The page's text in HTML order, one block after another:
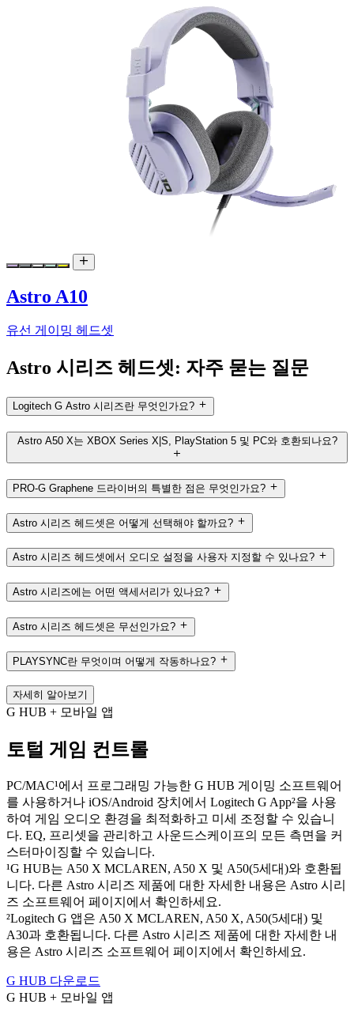
Astro A10
유선 게이밍 헤드셋
Astro 시리즈 헤드셋: 자주 묻는 질문
Logitech G Astro 시리즈란 무엇인가요?
Astro A50 X는 XBOX Series X|S, PlayStation 5 및 PC와 호환되나요?
PRO-G Graphene 드라이버의 특별한 점은 무엇인가요?
Astro 시리즈 헤드셋은 어떻게 선택해야 할까요?
Astro 시리즈 헤드셋에서 오디오 설정을 사용자 지정할 수 있나요?
Astro 시리즈에는 어떤 액세서리가 있나요?
Astro 시리즈 헤드셋은 무선인가요?
PLAYSYNC란 무엇이며 어떻게 작동하나요?
자세히 알아보기
G HUB + 모바일 앱
토털 게임 컨트롤
PC/MAC¹에서 프로그래밍 가능한 G HUB 게이밍 소프트웨어
를 사용하거나 iOS/Android 장치에서 Logitech G App²을 사용
하여 게임 오디오 환경을 최적화하고 미세 조정할 수 있습니
다. EQ, 프리셋을 관리하고 사운드스케이프의 모든 측면을 커
스터마이징할 수 있습니다.
¹G HUB는 A50 X MCLAREN, A50 X 및 A50(5세대)와 호환됩
니다. 다른 Astro 시리즈 제품에 대한 자세한 내용은 Astro 시리
즈 소프트웨어 페이지에서 확인하세요.
²Logitech G 앱은 A50 X MCLAREN, A50 X, A50(5세대) 및
A30과 호환됩니다. 다른 Astro 시리즈 제품에 대한 자세한 내
용은 Astro 시리즈 소프트웨어 페이지에서 확인하세요.
G HUB 다운로드
G HUB + 모바일 앱